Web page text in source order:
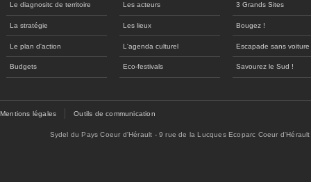
Le diagnositc de territoire
La stratégie
Le plan d'action
Budgets
Les acteurs
Les lieux
L'agenda culturel
Eco-festivals
3 Grands Sites
Bougez !
Escapade sans voiture
Savourez le Sud !
Mentions légales Outils de communication
Sydel du Pays Coeur d'Hérault - 9 rue de la Lucques Ecoparc Coeur